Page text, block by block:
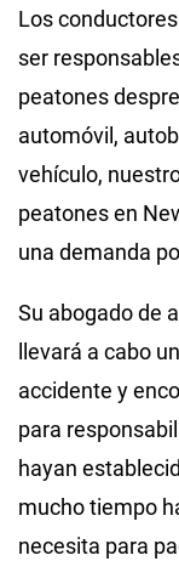
Los
ser
peatones
automóvil,
vehículo,
peatones en
una demanda
Su abogado de
llevará a cabo
accidente y
para
hayan
mucho tiempo
necesita para